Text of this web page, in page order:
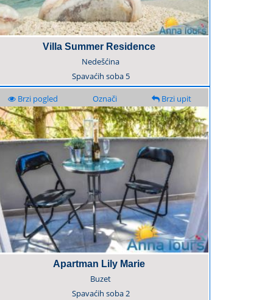
Villa Summer Residence
Nedešćina
Spavaćih soba 5
Brzi pogled Označi Brzi upit
Apartman Lily Marie
Buzet
Spavaćih soba2